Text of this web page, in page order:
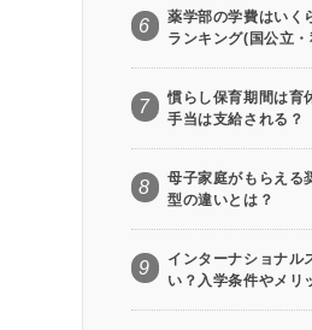
6
薬学部の学費はいく
ランキング(国公立・
7
慣らし保育期間は育
手当は支給される？
8
母子家庭がもらえる
型の違いとは？
9
インターナショナル
い？入学条件やメリ